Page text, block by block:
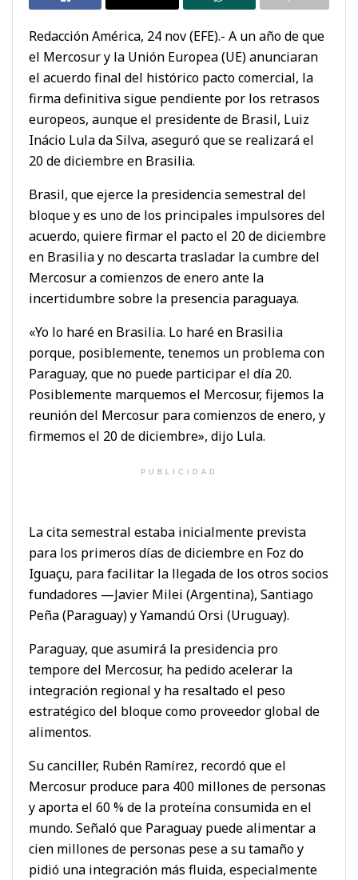
Redacción América, 24 nov (EFE).- A un año de que
el Mercosur y la Unión Europea (UE) anunciaran
el acuerdo final del histórico pacto comercial, la
firma definitiva sigue pendiente por los retrasos
europeos, aunque el presidente de Brasil, Luiz
Inácio Lula da Silva, aseguró que se realizará el
20 de diciembre en Brasilia.
Brasil, que ejerce la presidencia semestral del
bloque y es uno de los principales impulsores del
acuerdo, quiere firmar el pacto el 20 de diciembre
en Brasilia y no descarta trasladar la cumbre del
Mercosur a comienzos de enero ante la
incertidumbre sobre la presencia paraguaya.
«Yo lo haré en Brasilia. Lo haré en Brasilia
porque, posiblemente, tenemos un problema con
Paraguay, que no puede participar el día 20.
Posiblemente marquemos el Mercosur, fijemos la
reunión del Mercosur para comienzos de enero, y
firmemos el 20 de diciembre», dijo Lula.
PUBLICIDAD
La cita semestral estaba inicialmente prevista
para los primeros días de diciembre en Foz do
Iguaçu, para facilitar la llegada de los otros socios
fundadores —Javier Milei (Argentina), Santiago
Peña (Paraguay) y Yamandú Orsi (Uruguay).
Paraguay, que asumirá la presidencia pro
tempore del Mercosur, ha pedido acelerar la
integración regional y ha resaltado el peso
estratégico del bloque como proveedor global de
alimentos.
Su canciller, Rubén Ramírez, recordó que el
Mercosur produce para 400 millones de personas
y aporta el 60 % de la proteína consumida en el
mundo. Señaló que Paraguay puede alimentar a
cien millones de personas pese a su tamaño y
pidió una integración más fluida, especialmente